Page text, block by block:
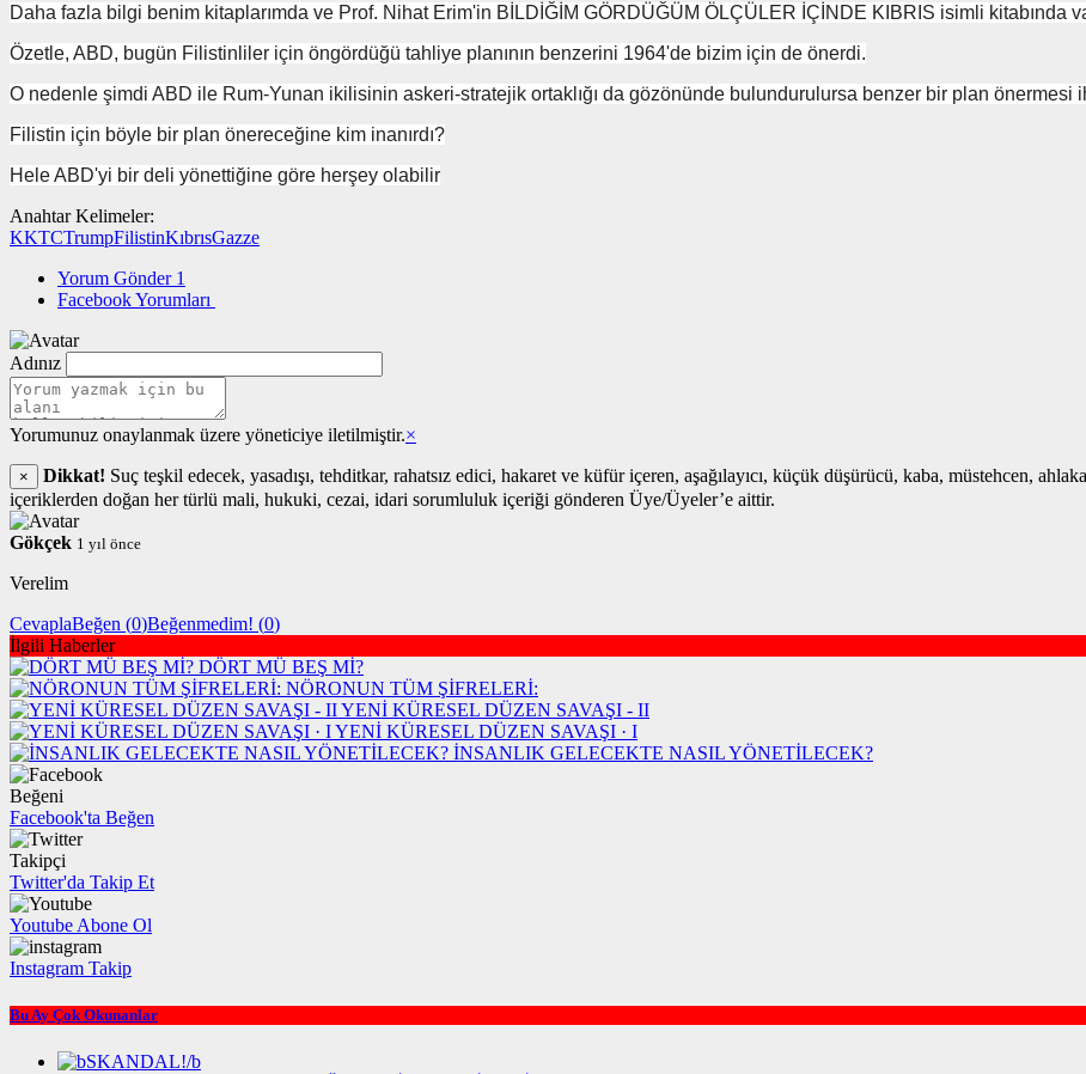
Daha fazla bilgi benim kitaplarımda ve Prof. Nihat Erim'in BİLDİĞİM GÖRDÜĞÜM ÖLÇÜLER İÇİNDE KIBRIS isimli kitabında
Özetle, ABD, bugün Filistinliler için öngördüğü tahliye planının benzerini 1964'de bizim için de önerdi.
O nedenle şimdi ABD ile Rum-Yunan ikilisinin askeri-stratejik ortaklığı da gözönünde bulundurulursa benzer bir plan önermesi
Filistin için böyle bir plan önereceğine kim inanırdı?
Hele ABD'yi bir deli yönettiğine göre herşey olabilir
Anahtar Kelimeler:
KKTCTrumpFilistinKıbrısGazze
Yorum Gönder 1
Facebook Yorumları
Adınız
Yorumunuz onaylanmak üzere yöneticiye iletilmiştir.×
× Dikkat! Suç teşkil edecek, yasadışı, tehditkar, rahatsız edici, hakaret ve küfür içeren, aşağılayıcı, küçük düşürücü, kaba, müstehcen,
içeriklerden doğan her türlü mali, hukuki, cezai, idari sorumluluk içeriği gönderen Üye/Üyeler’e aittir.
Gökçek 1 yıl önce
Verelim
CevaplaBeğen (0)Beğenmedim! (0)
İlgili Haberler
DÖRT MÜ BEŞ Mİ?
NÖRONUN TÜM ŞİFRELERİ:
YENİ KÜRESEL DÜZEN SAVAŞI - II
YENİ KÜRESEL DÜZEN SAVAŞI · I
İNSANLIK GELECEKTE NASIL YÖNETİLECEK?
Beğeni
Facebook'ta Beğen
Takipçi
Twitter'da Takip Et
Youtube Abone Ol
Instagram Takip
Bu Ay Çok Okunanlar